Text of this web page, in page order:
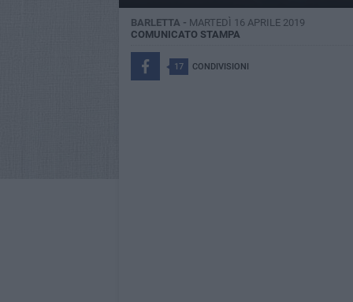
BARLETTA - MARTEDÌ 16 APRILE 2019
COMUNICATO STAMPA
17 CONDIVISIONI